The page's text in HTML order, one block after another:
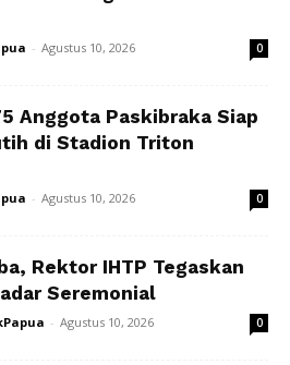
- Agustus 10, 2026 0
Anggota Paskibraka Siap
di Stadion Triton
- Agustus 10, 2026 0
Rektor IHTP Tegaskan
Seremonial
- Agustus 10, 2026 0